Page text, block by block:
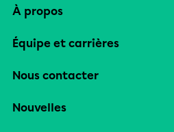
À propos
Équipe et carrières
Nous contacter
Nouvelles